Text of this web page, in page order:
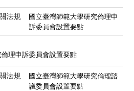
法規
國立臺灣師範大學研究倫理申
訴委員會設置要點
理申訴委員會設置要點
法規
國立臺灣師範大學研究倫理諮
議委員會設置要點